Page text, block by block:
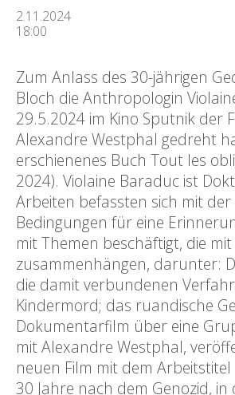
2.11.2024
18:00
Zum Anlass des 30-jährigen
Bloch die Anthropologin
29.5.2024 im Kino Sputnik der
Alexandre Westphal gedreht
erschienenes Buch Tout les
2024). Violaine Baraduc ist
Arbeiten befassten sich mit
Bedingungen für eine
mit Themen beschäftigt, die
zusammenhängen, darunter:
die damit verbundenen
Kindermord; das ruandische
Dokumentarfilm über eine
mit Alexandre Westphal,
neuen Film mit dem
30 Jahre nach dem Genozid,